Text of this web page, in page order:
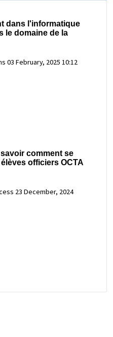
dans l'informatique
le domaine de la
03 February, 2025 10:12
comment se
officiers OCTA
23 December, 2024